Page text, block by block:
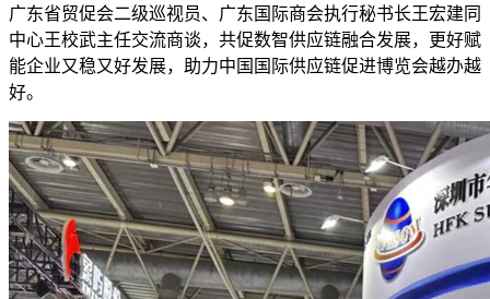
广东省贸促会二级巡视员、广东国际商会执行秘书长王宏建同
中心王校武主任交流商谈，共促数智供应链融合发展，更好赋
能企业又稳又好发展，助力中国国际供应链促进博览会越办越
好。